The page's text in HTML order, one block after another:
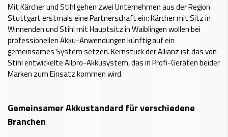
Mit Kärcher und Stihl gehen zwei Unternehmen aus der Region
Stuttgart erstmals eine Partnerschaft ein: Kärcher mit Sitz in
Winnenden und Stihl mit Hauptsitz in Waiblingen wollen bei
professionellen Akku-Anwendungen künftig auf ein
gemeinsames System setzen. Kernstück der Allianz ist das von
Stihl entwickelte Allpro-Akkusystem, das in Profi-Geräten beider
Marken zum Einsatz kommen wird.
Gemeinsamer Akkustandard für verschiedene
Branchen